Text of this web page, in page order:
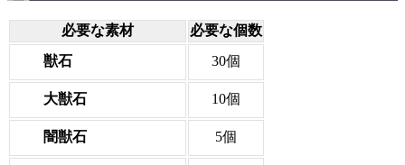
必要な素材
必要な個数
獣石
30個
大獣石 10個
闇獣石 5個